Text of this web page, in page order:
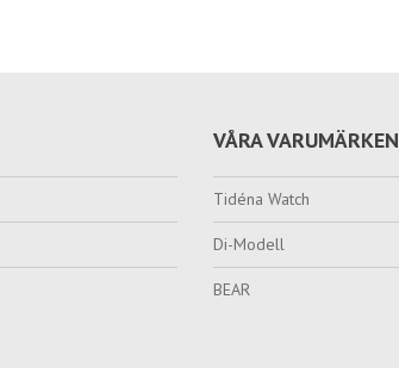
VÅRA VARUMÄRKEN
Tidéna Watch
Di-Modell
BEAR